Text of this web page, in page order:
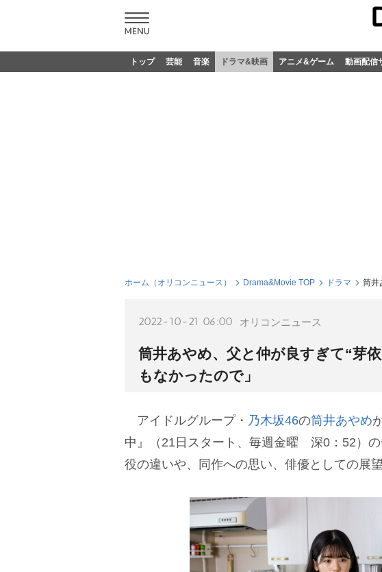
トップ 芸能 音楽 ドラマ&映画 アニメ&ゲーム 動画配信
ホーム（オリコンニュース） Drama&Movie TOP ドラマ 筒井
2022-10-21 06:00 オリコンニュース
筒井あやめ、父と仲が良すぎて“芽
もなかったので」
アイドルグループ・ 乃木坂46の筒井あやめ
中』（21日スタート、毎週金曜 深0：52）
役の違いや、同作への思い、俳優としての展望